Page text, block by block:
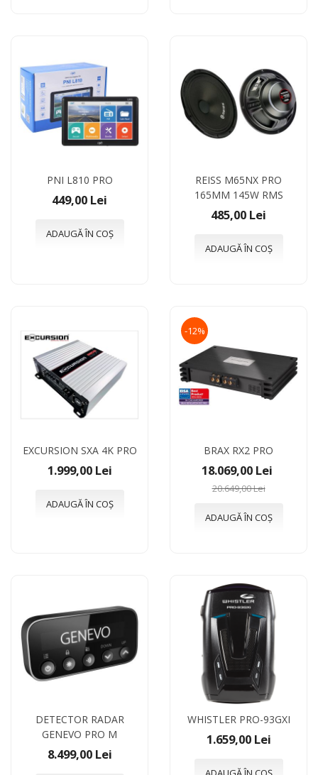
PNI L810 PRO
449,00 Lei
ADAUGĂ ÎN COȘ
REISS M65NX PRO
165MM 145W RMS
485,00 Lei
ADAUGĂ ÎN COȘ
EXCURSION SXA 4K PRO
1.999,00 Lei
ADAUGĂ ÎN COȘ
-12%
BRAX RX2 PRO
18.069,00 Lei
20.649,00 Lei
ADAUGĂ ÎN COȘ
DETECTOR RADAR
GENEVO PRO M
8.499,00 Lei
WHISTLER PRO-93GXI
1.659,00 Lei